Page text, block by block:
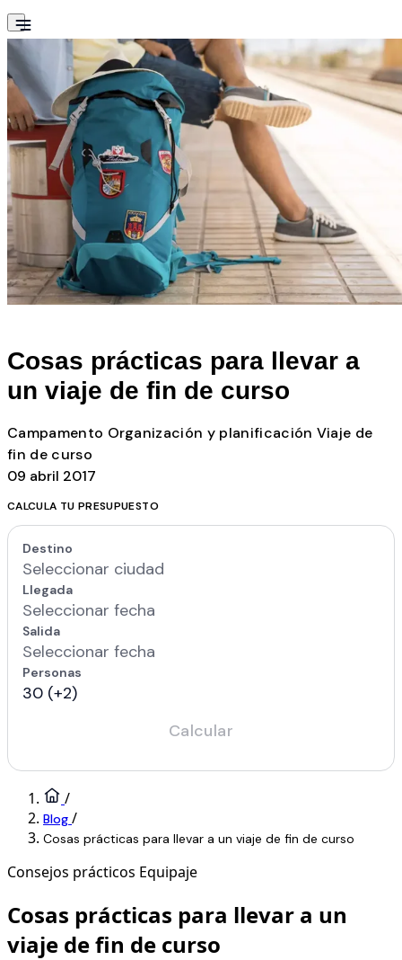
Cosas prácticas para llevar a
un viaje de fin de curso
Campamento Organización y planificación Viaje de
fin de curso
09 abril 2017
CALCULA TU PRESUPUESTO
/
Blog /
Cosas prácticas para llevar a un viaje de fin de curso
Consejos prácticos Equipaje
Cosas prácticas para llevar a un
viaje de fin de curso